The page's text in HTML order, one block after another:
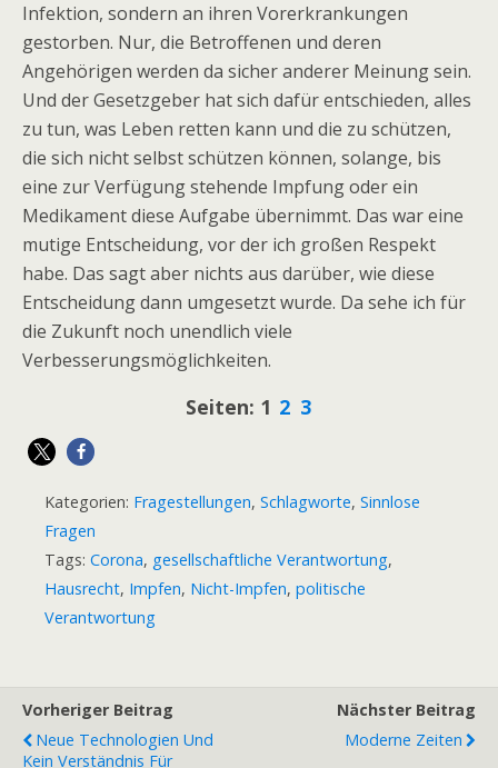
Infektion, sondern an ihren Vorerkrankungen
gestorben. Nur, die Betroffenen und deren
Angehörigen werden da sicher anderer Meinung sein.
Und der Gesetzgeber hat sich dafür entschieden, alles
zu tun, was Leben retten kann und die zu schützen,
die sich nicht selbst schützen können, solange, bis
eine zur Verfügung stehende Impfung oder ein
Medikament diese Aufgabe übernimmt. Das war eine
mutige Entscheidung, vor der ich großen Respekt
habe. Das sagt aber nichts aus darüber, wie diese
Entscheidung dann umgesetzt wurde. Da sehe ich für
die Zukunft noch unendlich viele
Verbesserungsmöglichkeiten.
Seiten: 1 2 3
Kategorien: Fragestellungen, Schlagworte, Sinnlose
Fragen
Tags: Corona, gesellschaftliche Verantwortung,
Hausrecht, Impfen, Nicht-Impfen, politische
Verantwortung
Vorheriger Beitrag
Neue Technologien Und
Kein Verständnis Für
Nächster Beitrag
Moderne Zeiten